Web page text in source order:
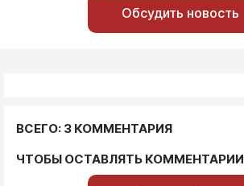
Обсудить новость
ВСЕГО: 3 КОММЕНТАРИЯ
ЧТОБЫ ОСТАВЛЯТЬ КОММЕНТАРИИ